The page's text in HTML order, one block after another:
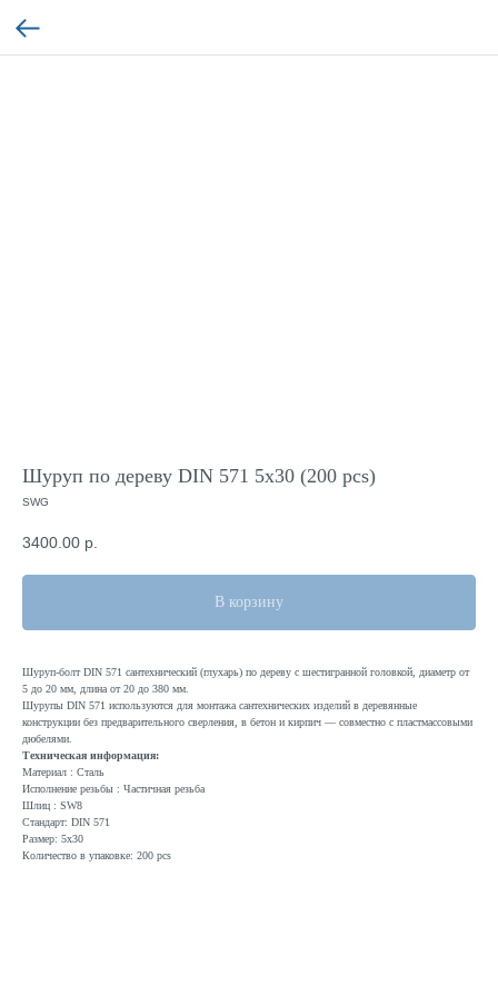
Шуруп по дереву DIN 571 5x30 (200 pcs)
SWG
3400.00 р.
В корзину
Шуруп-болт DIN 571 сантехнический (глухарь) по дереву с шестигранной головкой, диаметр от
5 до 20 мм, длина от 20 до 380 мм.
Шурупы DIN 571 используются для монтажа сантехнических изделий в деревянные
конструкции без предварительного сверления, в бетон и кирпич — совместно с пластмассовыми
дюбелями.
Техническая информация:
Материал : Сталь
Исполнение резьбы : Частичная резьба
Шлиц : SW8
Стандарт: DIN 571
Размер: 5x30
Количество в упаковке: 200 pcs